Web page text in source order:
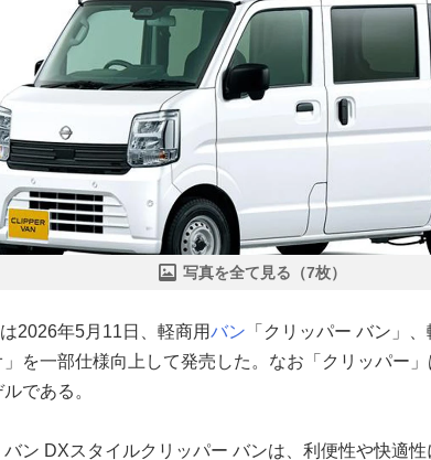
写真を全て見る（7枚）
2026年5月11日、軽商用バン 「クリッパー バン」
」を一部仕様向上して発売した。なお「クリッパー」
である。
バン DXスタイルクリッパー バンは、利便性や快適